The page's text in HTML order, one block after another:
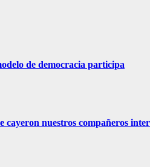
de democracia participa
nuestros compañeros